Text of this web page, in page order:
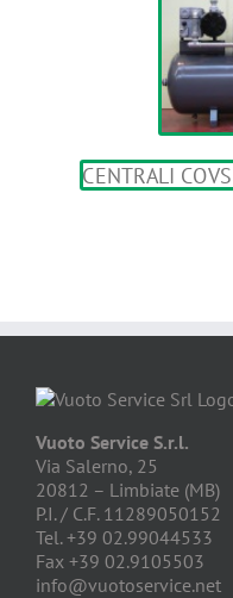
Vuoto Service S.r.l.
Via Salerno, 25
20812 – Limbiate (MB)
P.I. / C.F. 11289050152
Tel. +39 02.99044533
Fax +39 02.9105503
info@vuotoservice.net